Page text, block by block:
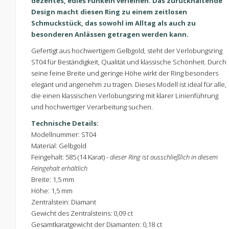
Design macht diesen Ring zu einem zeitlosen
Schmuckstück, das sowohl im Alltag als auch zu
besonderen Anlässen getragen werden kann.
Gefertigt aus hochwertigem Gelbgold, steht der Verlobungsring
ST04 für Beständigkeit, Qualität und klassische Schönheit. Durch
seine feine Breite und geringe Höhe wirkt der Ring besonders
elegant und angenehm zu tragen. Dieses Modell ist ideal für alle,
die einen klassischen Verlobungsring mit klarer Linienführung
und hochwertiger Verarbeitung suchen.
Technische Details:
Modellnummer: ST04
Material: Gelbgold
Feingehalt: 585 (14 Karat) -dieser Ring ist ausschließlich in diesem
Feingehalt erhältlich
Breite: 1,5 mm
Höhe: 1,5 mm
Zentralstein: Diamant
Gewicht des Zentralsteins: 0,09 ct
Gesamtkaratgewicht der Diamanten: 0,18 ct